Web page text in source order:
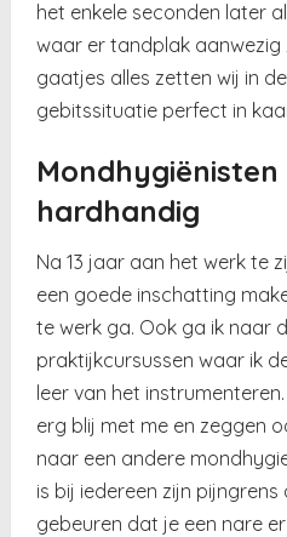
het enkele seconden later
waar er tandplak aanwezig
gaatjes alles zetten wij in
gebitssituatie perfect in
hardhandig
Na 13 jaar aan het werk te
een goede inschatting
te werk ga. Ook ga ik naar
praktijkcursussen waar ik
leer van het
erg blij met me en zeggen
naar een andere
is bij iedereen zijn
gebeuren dat je een nare